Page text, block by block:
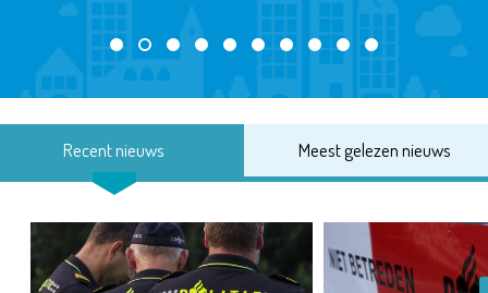
Recent nieuws Meest gelezen nieuws